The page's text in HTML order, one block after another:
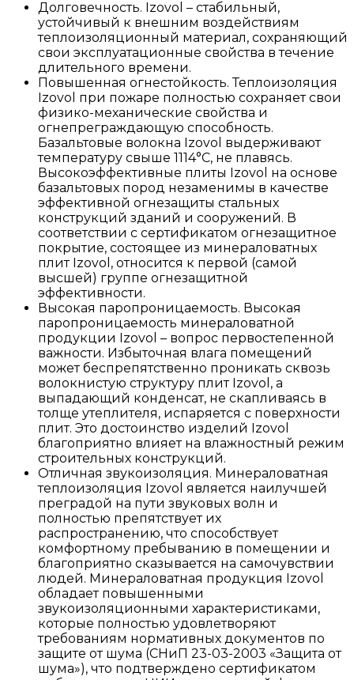
Долговечность. Izovol – стабильный,
устойчивый к внешним воздействиям
теплоизоляционный материал, сохраняющий
свои эксплуатационные свойства в течение
длительного времени.
Повышенная огнестойкость. Теплоизоляция
Izovol при пожаре полностью сохраняет свои
физико-механические свойства и
огнепреграждающую способность.
Базальтовые волокна Izovol выдерживают
температуру свыше 1114°С, не плавясь.
Высокоэффективные плиты Izovol на основе
базальтовых пород незаменимы в качестве
эффективной огнезащиты стальных
конструкций зданий и сооружений. В
соответствии с сертификатом огнезащитное
покрытие, состоящее из минераловатных
плит Izovol, относится к первой (самой
высшей) группе огнезащитной
эффективности.
Высокая паропроницаемость. Высокая
паропроницаемость минераловатной
продукции Izovol – вопрос первостепенной
важности. Избыточная влага помещений
может беспрепятственно проникать сквозь
волокнистую структуру плит Izovol, а
выпадающий конденсат, не скапливаясь в
толще утеплителя, испаряется с поверхности
плит. Это достоинство изделий Izovol
благоприятно влияет на влажностный режим
строительных конструкций.
Отличная звукоизоляция. Минераловатная
теплоизоляция Izovol является наилучшей
преградой на пути звуковых волн и
полностью препятствует их
распространению, что способствует
комфортному пребыванию в помещении и
благоприятно сказывается на самочувствии
людей. Минераловатная продукция Izovol
обладает повышенными
звукоизоляционными характеристиками,
которые полностью удовлетворяют
требованиям нормативных документов по
защите от шума (СНиП 23-03-2003 «Защита от
шума»), что подтверждено сертификатом